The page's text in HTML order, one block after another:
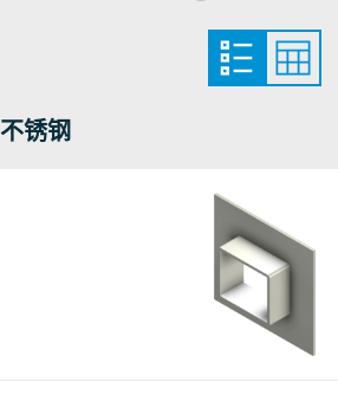
Factory Mutual Approval
不锈钢